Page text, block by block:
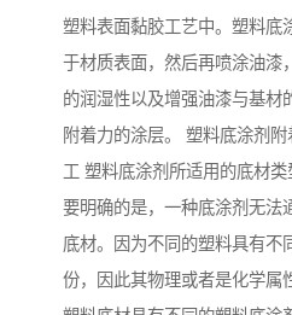
塑料表面黏胶工艺中。塑料底
于材质表面，然后再喷涂油漆
的润湿性以及增强油漆与基材
附着力的涂层。 塑料底涂剂
工 塑料底涂剂所适用的底材
要明确的是，一种底涂剂无法
底材。因为不同的塑料具有不
份，因此其物理或者是化学属